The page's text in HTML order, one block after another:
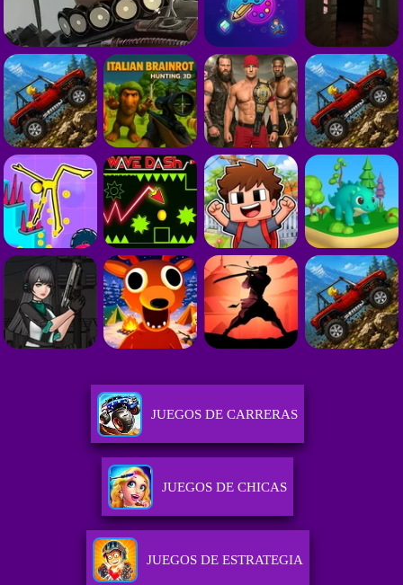
JUEGOS DE CARRERAS
JUEGOS DE CHICAS
JUEGOS DE ESTRATEGIA